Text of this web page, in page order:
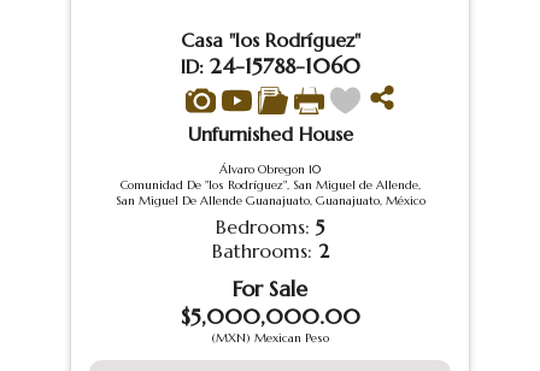
Casa "los Rodríguez"
ID: 24-15788-1060
Unfurnished House
Álvaro Obregon 10
Comunidad De "los Rodríguez", San Miguel de Allende,
San Miguel De Allende Guanajuato, Guanajuato, México
Bedrooms: 5
Bathrooms: 2
For Sale
$5,000,000.00
(MXN) Mexican Peso